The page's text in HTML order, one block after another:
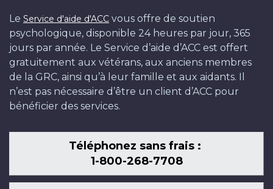
Le Service d'aide d'ACC vous offre de soutien
psychologique, disponible 24 heures par jour, 365
jours par année. Le Service d’aide d’ACC est offert
gratuitement aux vétérans, aux anciens membres
de la GRC, ainsi qu’à leur famille et aux aidants. Il
n’est pas nécessaire d’être un client d’ACC pour
bénéficier des services.
Téléphonez sans frais :
1-800-268-7708